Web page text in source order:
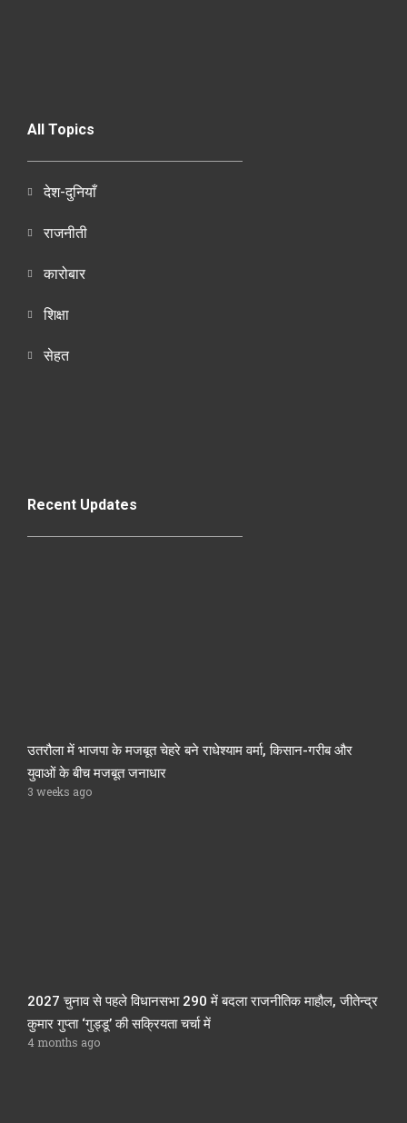
All Topics
देश-दुनियाँ
राजनीती
कारोबार
शिक्षा
सेहत
Recent Updates
उतरौला में भाजपा के मजबूत चेहरे बने राधेश्याम वर्मा, किसान-गरीब और
युवाओं के बीच मजबूत जनाधार
3 weeks ago
2027 चुनाव से पहले विधानसभा 290 में बदला राजनीतिक माहौल, जीतेन्द्र
कुमार गुप्ता ‘गुड्डू’ की सक्रियता चर्चा में
4 months ago